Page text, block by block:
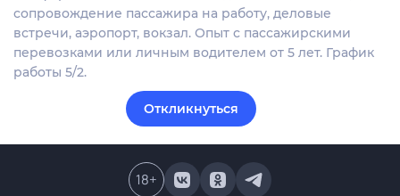
сопровождение пассажира на работу, деловые
встречи, аэропорт, вокзал. Опыт с пассажирскими
перевозками или личным водителем от 5 лет. График
работы 5/2.
Откликнуться
18+